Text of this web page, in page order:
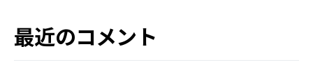
最近のコメント